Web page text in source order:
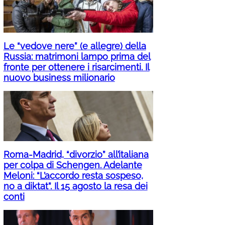
Le “vedove nere” (e allegre) della
Russia: matrimoni lampo prima del
fronte per ottenere i risarcimenti. Il
nuovo business milionario
Roma-Madrid, “divorzio” all’italiana
per colpa di Schengen. Adelante
Meloni: “L’accordo resta sospeso,
no a diktat”. Il 15 agosto la resa dei
conti